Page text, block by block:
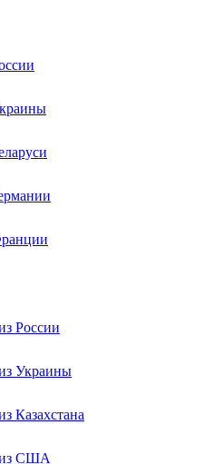
России
Украины
Казахстана
из США